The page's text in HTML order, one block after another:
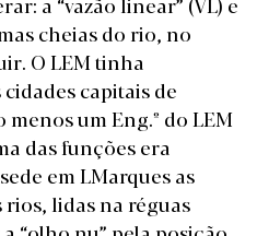
cheias do rio, no
O LEM tinha
capitais de
um Eng.º do LEM
das funções era
em LMarques as
rios, lidas na réguas